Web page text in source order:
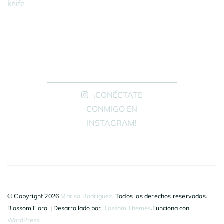
knife
¡CONÉCTATE
CONMIGO EN
INSTAGRAM!
© Copyright 2026 Marisa Rodriguez. Todos los derechos reservados.
Blossom Floral | Desarrollado por Blossom Themes.Funciona con
WordPress.